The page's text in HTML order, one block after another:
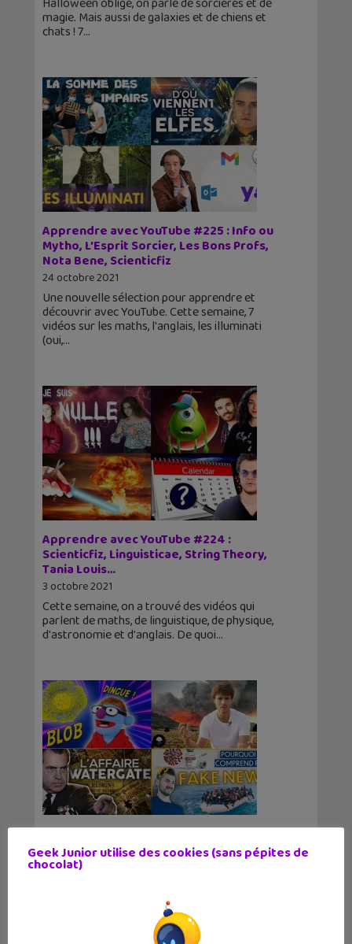
magie. Mais aussi de galaxies et de chiens et
chats ! 7
Apprendre avec YouTube #225 : Info ou
Mytho, L’Esprit Sorcier, Les Bons Profs,
Nota Bene, Scienticfiz
24 octobre 2021
Une nouvelle sélection pour apprendre et
découvrir avec YouTube. Cette semaine, 7
vidéos sur les maths, l'anglais, les illuminati
(oui,
Apprendre avec YouTube #224 :
Scienticfiz, Linguisticae, String Theory,
Tania Louis…
3 octobre 2021
Cette semaine, on a trouvé des vidéos qui
parlent de maths, de linguistique, de physique,
d'astronomie et d'anglais. De quoi
Apprendre avec YouTube #223 : Nota
Bene, Dirty Biology, Mister Geopolitix
26 septembre 2021
petite sélection de vidéos pour apprendre et
découvrir de nouvelles choses. On parle
Geek Junior utilise des cookies (sans pépites de
chocolat)